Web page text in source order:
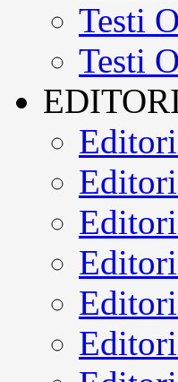
Testi
Testi